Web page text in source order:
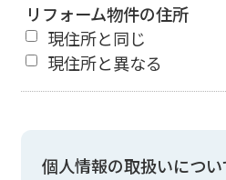
リフォーム物件の住所
現住所と同じ
現住所と異なる
個人情報の取扱いについ